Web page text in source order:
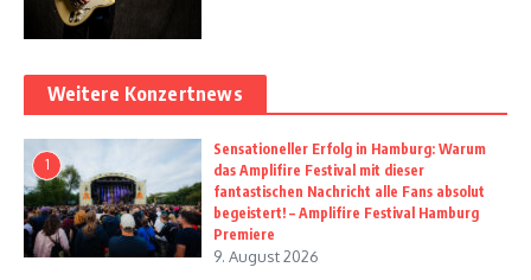
Weitere Konzertnews
1
Sensationeller Erfolg in Hamburg: Warum
das Amplifire Festival mit dieser
fantastischen Nachricht alle Fans absolut
begeistert! – Amplifire Festival Hamburg
Premiere
9. August 2026